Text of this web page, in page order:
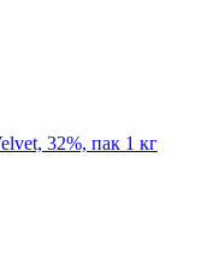
32%, пак 1 кг